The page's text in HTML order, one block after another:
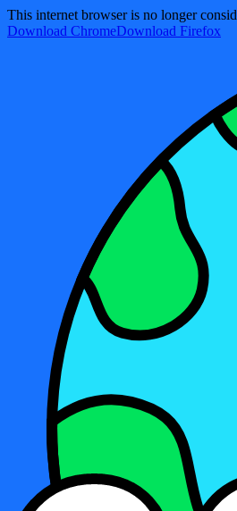
This internet browser is no longer
Download ChromeDownload Firefox